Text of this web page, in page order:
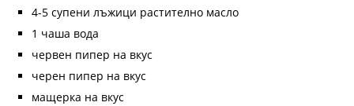
4-5 супени лъжици растително масло
1 чаша вода
червен пипер на вкус
черен пипер на вкус
мащерка на вкус